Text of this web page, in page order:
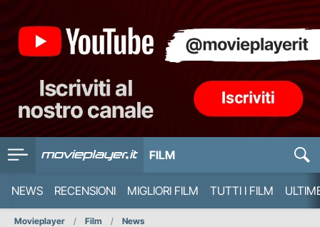
FILM
NEWS RECENSIONI MIGLIORI FILM TUTTI I FILM
Movieplayer Film News